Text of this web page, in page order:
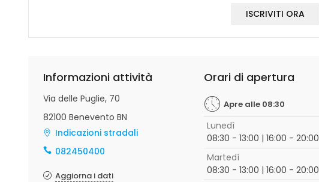
ISCRIVITI ORA
Informazioni attività
Via delle Puglie, 70
82100 Benevento BN
Indicazioni stradali
082450400
Aggiorna i dati
Orari di apertura
Apre alle 08:30
Lunedì
08:30 - 13:00 | 16:00 - 20:00
Martedì
08:30 - 13:00 | 16:00 - 20:00